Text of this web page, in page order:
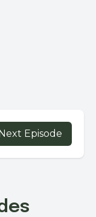
Episode